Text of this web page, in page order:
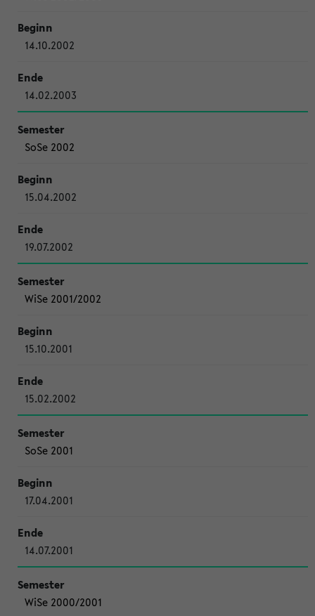
14.10.2002
14.02.2003
SoSe 2002
15.04.2002
19.07.2002
WiSe 2001/2002
15.10.2001
15.02.2002
SoSe 2001
17.04.2001
14.07.2001
WiSe 2000/2001